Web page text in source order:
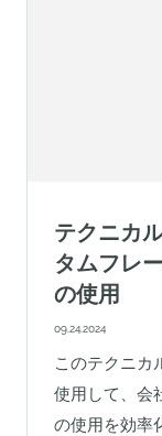
テクニカ
タムフレ
の使用
09.24.2024
このテクニカ
使用して、会
の使用を効率